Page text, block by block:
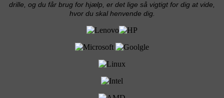
drille, og du får brug for hjælp, er det lige så vigtigt for dig at vide,
hvor du skal henvende dig.